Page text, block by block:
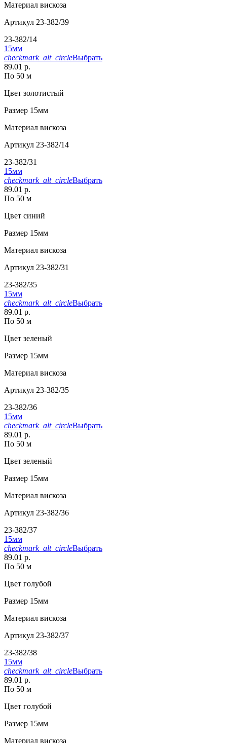
Материал вискоза
Артикул 23-382/39
23-382/14
15мм
checkmark_alt_circleВыбрать
89.01 р.
По 50 м
Цвет золотистый
Размер 15мм
Материал вискоза
Артикул 23-382/14
23-382/31
15мм
checkmark_alt_circleВыбрать
89.01 р.
По 50 м
Цвет синий
Размер 15мм
Материал вискоза
Артикул 23-382/31
23-382/35
15мм
checkmark_alt_circleВыбрать
89.01 р.
По 50 м
Цвет зеленый
Размер 15мм
Материал вискоза
Артикул 23-382/35
23-382/36
15мм
checkmark_alt_circleВыбрать
89.01 р.
По 50 м
Цвет зеленый
Размер 15мм
Материал вискоза
Артикул 23-382/36
23-382/37
15мм
checkmark_alt_circleВыбрать
89.01 р.
По 50 м
Цвет голубой
Размер 15мм
Материал вискоза
Артикул 23-382/37
23-382/38
15мм
checkmark_alt_circleВыбрать
89.01 р.
По 50 м
Цвет голубой
Размер 15мм
Материал вискоза